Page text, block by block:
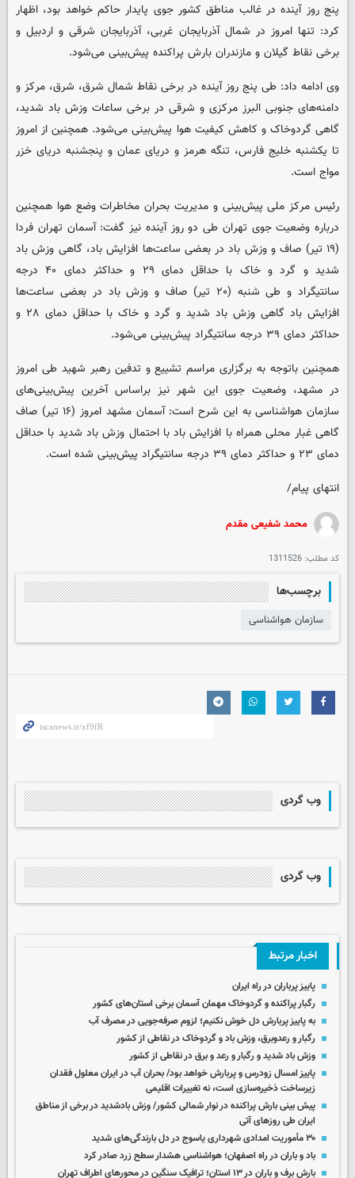
پنج روز آینده در غالب مناطق کشور جوی پایدار حاکم خواهد بود، اظهار
کرد: تنها امروز در شمال آذربایجان غربی، آذربایجان شرقی و اردبیل و
برخی نقاط گیلان و مازندران بارش پراکنده پیش‌بینی می‌شود.
وی ادامه داد: طی پنج روز آینده در برخی نقاط شمال شرق، شرق، مرکز و
دامنه‌های جنوبی البرز مرکزی و شرقی در برخی ساعات وزش باد شدید،
گاهی گردوخاک و کاهش کیفیت هوا پیش‌بینی می‌شود. همچنین از امروز
تا یکشنبه خلیج فارس، تنگه هرمز و دریای عمان و پنجشنبه دریای خزر
مواج است.
رئیس مرکز ملی پیش‌بینی و مدیریت بحران مخاطرات وضع هوا همچنین
درباره وضعیت جوی تهران طی دو روز آینده نیز گفت: آسمان تهران فردا
(۱۹ تیر) صاف و وزش باد در بعضی ساعت‌ها افزایش باد، گاهی وزش باد
شدید و گرد و خاک با حداقل دمای ۲۹ و حداکثر دمای ۴۰ درجه
سانتیگراد و طی ‌شنبه (۲۰ تیر) صاف و وزش باد در بعضی ساعت‌ها
افزایش باد گاهی وزش باد شدید و گرد و خاک با حداقل دمای ۲۸ و
حداکثر دمای ۳۹ درجه سانتیگراد پیش‌بینی می‌شود.
همچنین باتوجه به برگزاری مراسم تشییع و تدفین رهبر شهید طی امروز
در مشهد، وضعیت جوی این شهر نیز براساس آخرین پیش‌بینی‌های
سازمان هواشناسی به این شرح است: آسمان مشهد امروز (۱۶ تیر) صاف
گاهی غبار محلی همراه با افزایش باد با احتمال وزش باد شدید با حداقل
دمای ۲۳ و حداکثر دمای ۳۹ درجه سانتیگراد پیش‌بینی شده است.
انتهای پیام/
محمد شفیعی مقدم
کد مطلب: 1311526
برچسب‌ها
سازمان هواشناسی
وب گردی
وب گردی
اخبار مرتبط
پاییز پرباران در راه ایران
رگبار پراکنده و گردوخاک مهمان آسمان برخی استان‌های کشور
به پاییز پربارش دل خوش نکنیم؛ لزوم صرفه‌جویی در مصرف آب
رگبار و رعدوبرق، وزش باد و گردوخاک در نقاطی از کشور
وزش باد شدید و رگبار و رعد و برق در نقاطی از کشور
پاییز امسال زودرس و پربارش خواهد بود/ بحران آب در ایران معلول فقدان
زیرساخت ذخیره‌سازی است، نه تغییرات اقلیمی
پیش بینی بارش پراکنده در نوار شمالی کشور/ وزش بادشدید در برخی از مناطق
ایران طی روزهای آتی
۳۰ مأموریت امدادی شهرداری یاسوج در دل بارندگی‌های شدید
باد و باران در راه اصفهان؛ هواشناسی هشدار سطح زرد صادر کرد
بارش برف و باران در ۱۳ استان؛ ترافیک سنگین در محورهای اطراف تهران